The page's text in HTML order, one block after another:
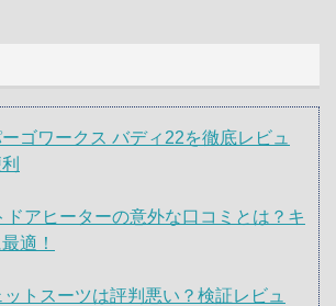
ゴワークス バディ22を徹底レビュ
ドアヒーターの意外な口コミとは？キ
適！
トスーツは評判悪い？検証レビュ